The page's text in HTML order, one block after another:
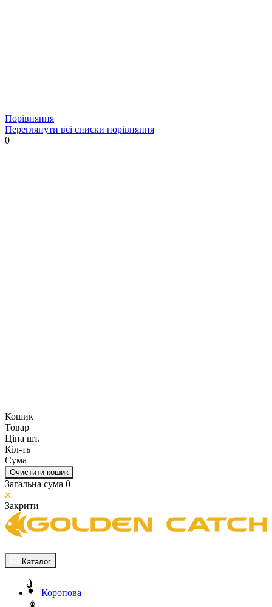
Порівняння
Переглянути всі списки порівняння
0
Кошик
Товар
Ціна шт.
Кіл-ть
Сума
Очистити кошик
Загальна сума 0
Закрити
Каталог
Коропова